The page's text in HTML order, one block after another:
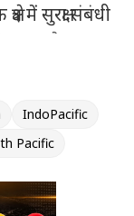
में सुरक्षा संबंधी
समय से परमाणु-
में किसी भी
में यूसीसी
IndoPacific
Pacific